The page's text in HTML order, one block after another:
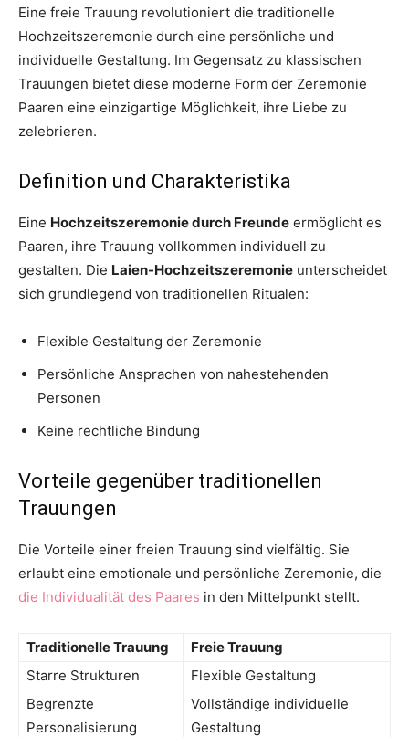
Eine freie Trauung revolutioniert die traditionelle
Hochzeitszeremonie durch eine persönliche und
individuelle Gestaltung. Im Gegensatz zu klassischen
Trauungen bietet diese moderne Form der Zeremonie
Paaren eine einzigartige Möglichkeit, ihre Liebe zu
zelebrieren.
Definition und Charakteristika
Eine Hochzeitszeremonie durch Freunde ermöglicht es
Paaren, ihre Trauung vollkommen individuell zu
gestalten. Die Laien-Hochzeitszeremonie unterscheidet
sich grundlegend von traditionellen Ritualen:
Flexible Gestaltung der Zeremonie
Persönliche Ansprachen von nahestehenden
Personen
Keine rechtliche Bindung
Vorteile gegenüber traditionellen
Trauungen
Die Vorteile einer freien Trauung sind vielfältig. Sie
erlaubt eine emotionale und persönliche Zeremonie, die
die Individualität des Paares in den Mittelpunkt stellt.
Traditionelle Trauung
Freie Trauung
Starre Strukturen
Flexible Gestaltung
Begrenzte
Personalisierung
Vollständige individuelle
Gestaltung